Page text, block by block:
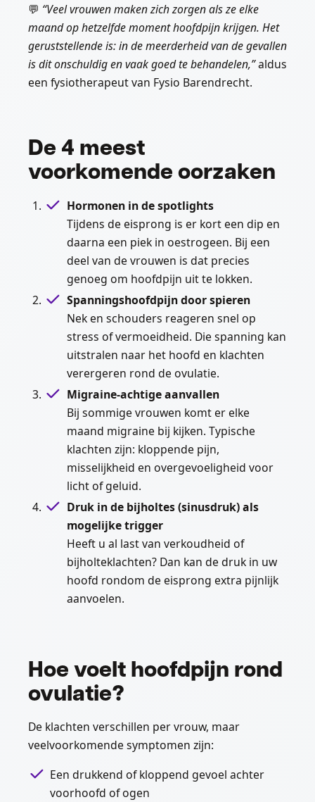
💬 “Veel vrouwen maken zich zorgen als ze elke
maand op hetzelfde moment hoofdpijn krijgen. Het
geruststellende is: in de meerderheid van de gevallen
is dit onschuldig en vaak goed te behandelen,”aldus
een fysiotherapeut van Fysio Barendrecht.
De 4 meest
voorkomende oorzaken
Hormonen in de spotlights
Tijdens de eisprong is er kort een dip en
daarna een piek in oestrogeen. Bij een
deel van de vrouwen is dat precies
genoeg om hoofdpijn uit te lokken.
Spanningshoofdpijn door spieren
Nek en schouders reageren snel op
stress of vermoeidheid. Die spanning kan
uitstralen naar het hoofd en klachten
verergeren rond de ovulatie.
Migraine-achtige aanvallen
Bij sommige vrouwen komt er elke
maand migraine bij kijken. Typische
klachten zijn: kloppende pijn,
misselijkheid en overgevoeligheid voor
licht of geluid.
Druk in de bijholtes (sinusdruk) als
mogelijke trigger
Heeft u al last van verkoudheid of
bijholteklachten? Dan kan de druk in uw
hoofd rondom de eisprong extra pijnlijk
aanvoelen.
Hoe voelt hoofdpijn rond
ovulatie?
De klachten verschillen per vrouw, maar
veelvoorkomende symptomen zijn:
Een drukkend of kloppend gevoel achter
voorhoofd of ogen